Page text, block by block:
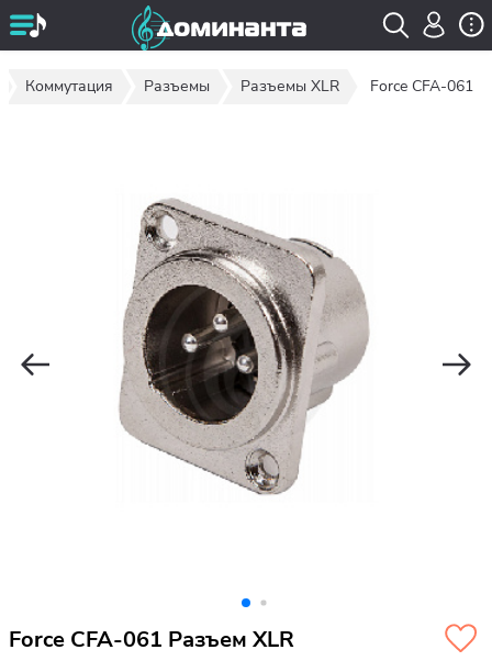
Коммутация Разъемы Разъемы XLR Force CFA-061
Force CFA-061 Разъем XLR